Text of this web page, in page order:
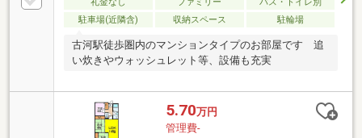
駐車場(近隣含)
収納スペース 駐輪場
古河駅徒歩圏内のマンションタイプのお部屋です 追
い炊きやウォッシュレット等、設備も充実
5.70万円
管理費-